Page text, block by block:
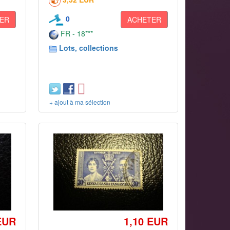
0
ACHETER
FR - 18***
Lots, collections
+ ajout à ma sélection
1,10 EUR